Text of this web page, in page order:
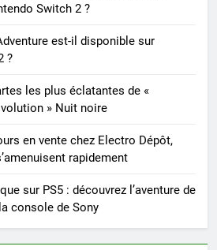
Switch 2 ?
est-il disponible sur
?
les plus éclatantes de «
» Nuit noire
en vente chez Electro Dépôt,
rapidement
sur PS5 : découvrez l’aventure de
console de Sony